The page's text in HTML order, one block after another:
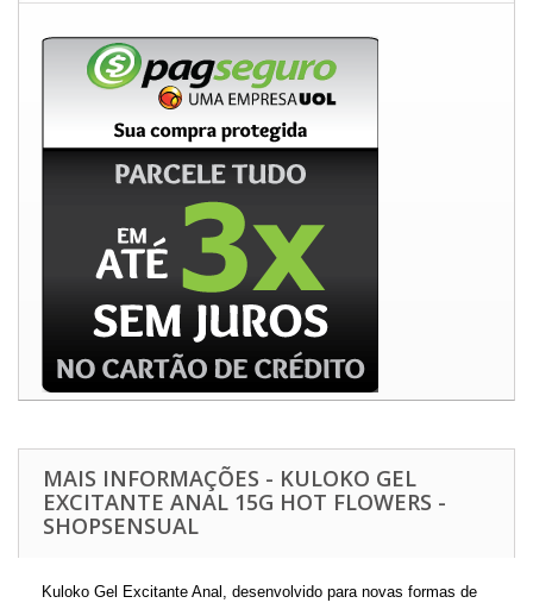
MAIS INFORMAÇÕES - KULOKO GEL
EXCITANTE ANAL 15G HOT FLOWERS -
SHOPSENSUAL
Kuloko Gel Excitante Anal, desenvolvido para novas formas de